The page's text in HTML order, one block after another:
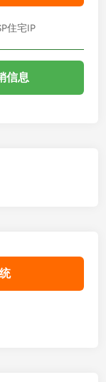
住宅IP
信息